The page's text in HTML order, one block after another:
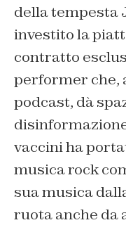
della tempesta
investito la
contratto
performer che,
podcast, dà
vaccini ha
musica rock
sua musica
ruota anche da